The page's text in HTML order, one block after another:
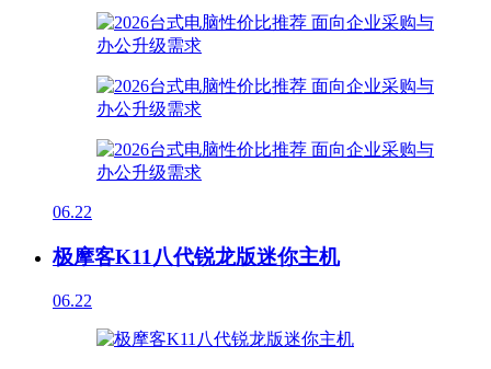
06.22
极摩客K11八代锐龙版迷你主机
06.22